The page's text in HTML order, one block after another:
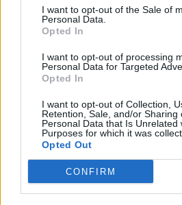
I want to opt-out of the Sale of
Personal Data.
Opted In
I want to opt-out of processing
Personal Data for Targeted
Opted In
I want to opt-out of Collection,
Retention, Sale, and/or Sharing
Personal Data that Is Unrelated
Purposes for which it was
Opted Out
CONFIRM
Aquest mes et fa revisar l’amor,
com et relaciones des del cor.
portar intensitat, però també
A finals de mes, amb Sagitari,
ganes de gaudir sense tanta
Clau del mes:sentir sense
Consell:no confonguis